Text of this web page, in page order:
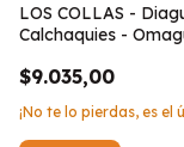
LOS COLLAS -
Calchaquies -
Aymaras
$9.035,00
¡No te lo pierdas, es el